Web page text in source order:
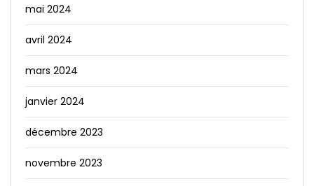
mai 2024
avril 2024
mars 2024
janvier 2024
décembre 2023
novembre 2023